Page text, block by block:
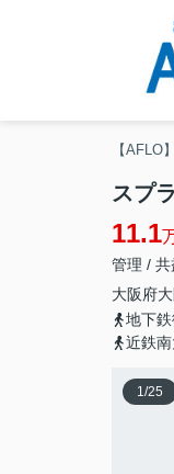
【AFLO
スプ
11.1
管理 /
大阪府
地下
近鉄
1/25